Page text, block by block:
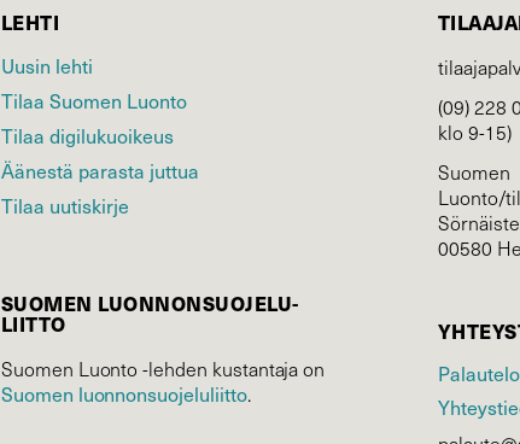
LEHTI
Uusin lehti
Tilaa Suomen Luonto
Tilaa digilukuoikeus
Äänestä parasta juttua
Tilaa uutiskirje
SUOMEN LUONNON­SUOJELU­
LIITTO
Suomen Luonto -lehden kustantaja on
Suomen luonnonsuojelu­liitto.
(09) 228
klo 9-15)
Suomen
Luonto/
00580